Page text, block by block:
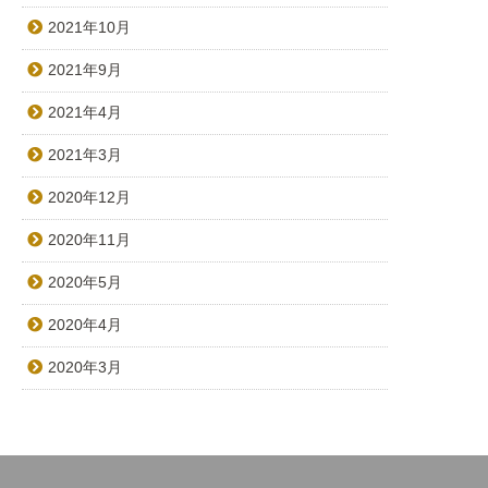
2021年10月
2021年9月
2021年4月
2021年3月
2020年12月
2020年11月
2020年5月
2020年4月
2020年3月